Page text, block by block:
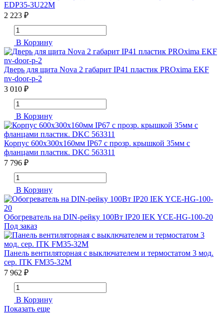
EDP35-3U22M
2 223 ₽
В Корзину
Дверь для щита Nova 2 габарит IP41 пластик PROxima EKF
nv-door-p-2
3 010 ₽
В Корзину
Корпус 600х300х160мм IP67 с прозр. крышкой 35мм с
фланцами пластик. DKC 563311
7 796 ₽
В Корзину
Обогреватель на DIN-рейку 100Вт IP20 IEK YCE-HG-100-20
Под заказ
Панель вентиляторная с выключателем и термостатом 3 мод.
сер. ITK FM35-32M
7 962 ₽
В Корзину
Показать еще